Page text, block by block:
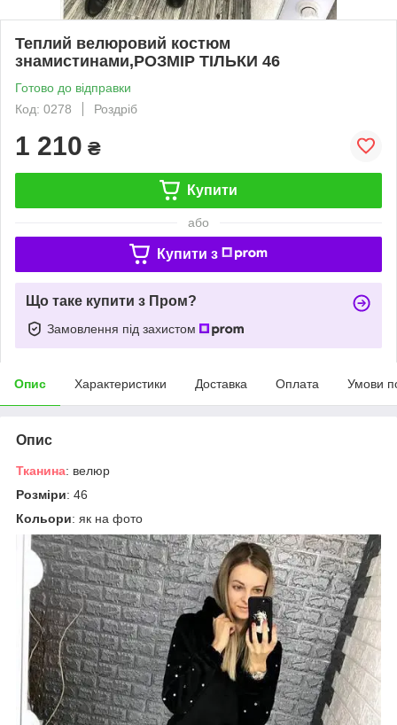
Теплий велюровий костюм
знамистинами,РОЗМІР ТІЛЬКИ 46
Готово до відправки
Код: 0278
Роздріб
1 210 ₴
Купити
або
Купити з
Що таке купити з Пром?
Замовлення під захистом
Опис Характеристики Доставка Оплата Умови
Опис
Тканина: велюр
Розміри: 46
Кольори: як на фото